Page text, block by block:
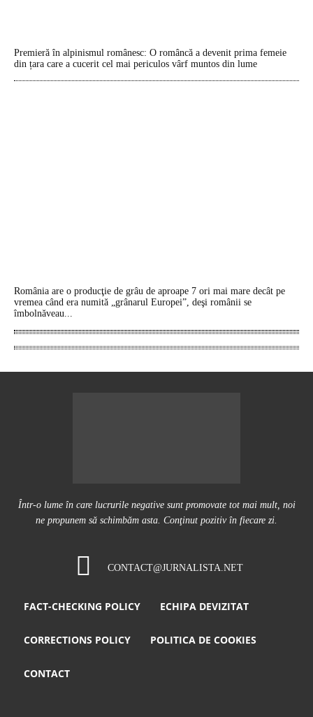
Premieră în alpinismul românesc: O româncă a devenit prima femeie
din țara care a cucerit cel mai periculos vârf muntos din lume
România are o producţie de grâu de aproape 7 ori mai mare decât pe
vremea când era numită „grânarul Europei”, deşi românii se
îmbolnăveau...
Într-o lume în care lucrurile negative sunt promovate tot mai mult, noi
ne propunem să schimbăm asta. Conţinut pozitiv în fiecare zi.
CONTACT@JURNALISTA.NET
FACT-CHECKING POLICY ECHIPA DEVIZITAT
CORRECTIONS POLICY POLITICA DE COOKIES
CONTACT